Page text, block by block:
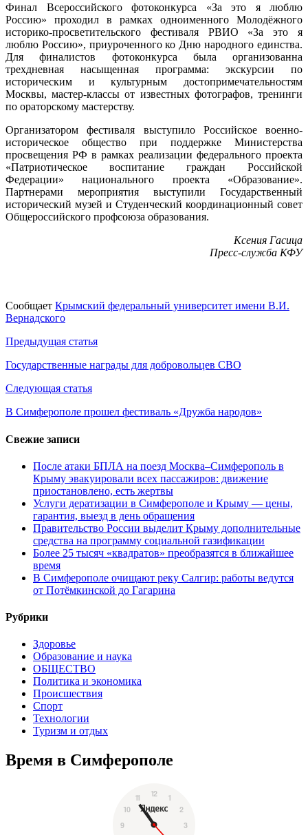
Финал Всероссийского фотоконкурса «За это я люблю
Россию» проходил в рамках одноименного Молодёжного
историко-просветительского фестиваля РВИО «За это я
люблю Россию», приуроченного ко Дню народного единства.
Для финалистов фотоконкурса была организованна
трехдневная насыщенная программа: экскурсии по
историческим и культурным достопримечательностям
Москвы, мастер-классы от известных фотографов, тренинги
по ораторскому мастерству.
Организатором фестиваля выступило Российское военно-
историческое общество при поддержке Министерства
просвещения РФ в рамках реализации федерального проекта
«Патриотическое воспитание граждан Российской
Федерации» национального проекта «Образование».
Партнерами мероприятия выступили Государственный
исторический музей и Студенческий координационный совет
Общероссийского профсоюза образования.
Ксения Гасица
Пресс-служба КФУ
Сообщает Крымский федеральный университет имени В.И.
Вернадского
Навигация
по
записям
Предыдущая статья
Государственные награды для добровольцев СВО
Следующая статья
В Симферополе прошел фестиваль «Дружба народов»
Свежие записи
После атаки БПЛА на поезд Москва–Симферополь в
Крыму эвакуировали всех пассажиров: движение
приостановлено, есть жертвы
Услуги дератизации в Симферополе и Крыму — цены,
гарантия, выезд в день обращения
Правительство России выделит Крыму дополнительные
средства на программу социальной газификации
Более 25 тысяч «квадратов» преобразятся в ближайшее
время
В Симферополе очищают реку Салгир: работы ведутся
от Потёмкинской до Гагарина
Рубрики
Здоровье
Образование и наука
ОБЩЕСТВО
Политика и экономика
Происшествия
Спорт
Технологии
Туризм и отдых
Время в Симферополе